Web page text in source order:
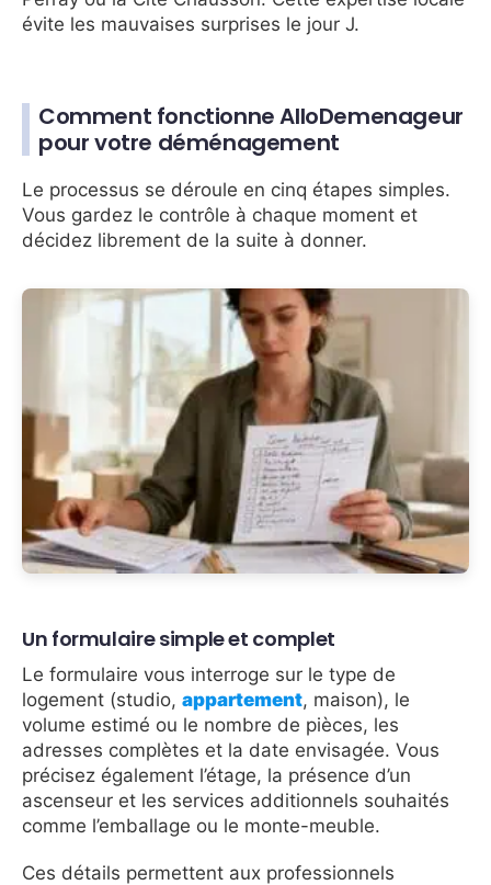
évite les mauvaises surprises le jour J.
Comment fonctionne AlloDemenageur
pour votre déménagement
Le processus se déroule en cinq étapes simples.
Vous gardez le contrôle à chaque moment et
décidez librement de la suite à donner.
Un formulaire simple et complet
Le formulaire vous interroge sur le type de
logement (studio, appartement, maison), le
volume estimé ou le nombre de pièces, les
adresses complètes et la date envisagée. Vous
précisez également l’étage, la présence d’un
ascenseur et les services additionnels souhaités
comme l’emballage ou le monte-meuble.
Ces détails permettent aux professionnels